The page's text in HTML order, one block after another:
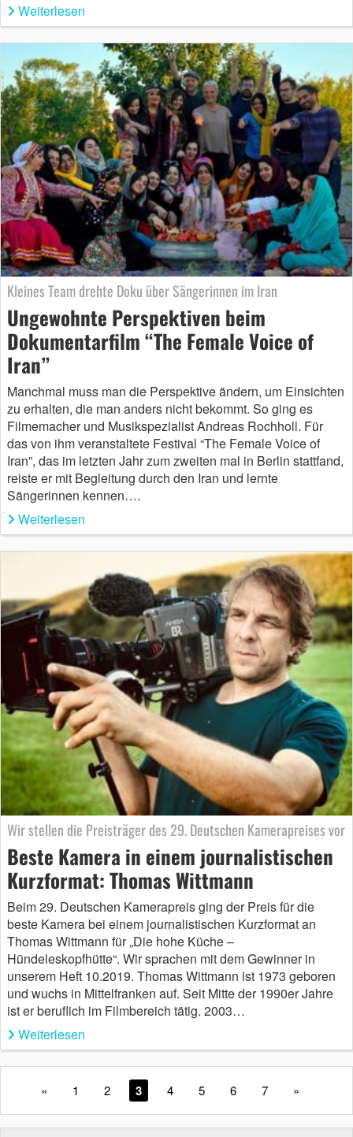
Weiterlesen
Kleines Team drehte Doku über Sängerinnen im Iran
Ungewohnte Perspektiven beim
Dokumentarfilm “The Female Voice of
Iran”
Manchmal muss man die Perspektive ändern, um Einsichten
zu erhalten, die man anders nicht bekommt. So ging es
Filmemacher und Musikspezialist Andreas Rochholl. Für
das von ihm veranstaltete Festival “The Female Voice of
Iran”, das im letzten Jahr zum zweiten mal in Berlin stattfand,
reiste er mit Begleitung durch den Iran und lernte
Sängerinnen kennen….
Weiterlesen
Wir stellen die Preisträger des 29. Deutschen Kamerapreises vor
Beste Kamera in einem journalistischen
Kurzformat: Thomas Wittmann
Beim 29. Deutschen Kamerapreis ging der Preis für die
beste Kamera bei einem journalistischen Kurzformat an
Thomas Wittmann für „Die hohe Küche –
Hündeleskopfhütte“. Wir sprachen mit dem Gewinner in
unserem Heft 10.2019. Thomas Wittmann ist 1973 geboren
und wuchs in Mittelfranken auf. Seit Mitte der 1990er Jahre
ist er beruflich im Filmbereich tätig. 2003…
Weiterlesen
« 1 2 3 4 5 6 7 »